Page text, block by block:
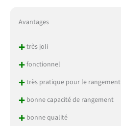
Avantages
+très joli
+fonctionnel
+très pratique pour le rangement
+bonne capacité de rangement
+bonne qualité